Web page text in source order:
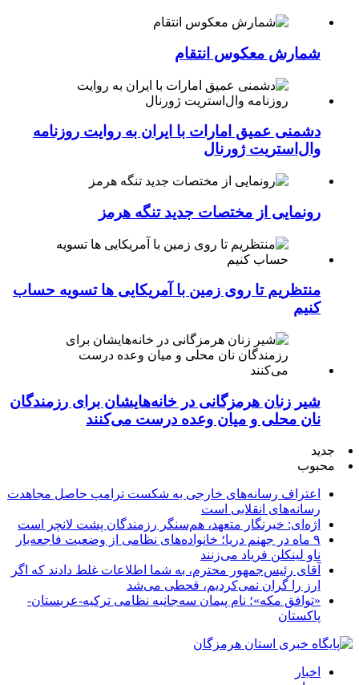
شمارش معکوس انتقام
دشمنی عمیق امارات با ایران به روایت روزنامه
وال‌استریت ژورنال
رونمایی از مختصات جدید تنگه هرمز
منتظریم تا روی زمین با آمریکایی ها تسویه حساب
کنیم
شیر زنان هرمزگانی در خانه‌هایشان برای رزمندگان
نان محلی و میان وعده درست می‌کنند
جدید
محبوب
اعتراف رسانه‌های خارجی به شکست ترامپ حاصل مجاهدت
رسانه‌های انقلابی است
اژه‌ای: خبرنگار متعهد، هم‌سنگر رزمندگان پشت لانچر است
۹ ماه در جهنم دریا؛ خانواده‌های نظامی از وضعیت فاجعه‌بار
ناو لینکلن فریاد می‌زنند
آقای رئیس‌جمهور محترم، به شما اطلاعات غلط دادند که اگر
ارز را گران نمی‌کردیم، قحطی می‌شد
«توافق مکه»؛ نام پیمان سه‌جانبه نظامی ترکیه-عربستان-
پاکستان
اخبار